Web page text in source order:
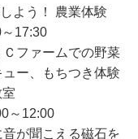
よう！ 農業体験
17:30
ファームでの野菜
ー、もちつき体験
～12:00
が聞こえる磁石を